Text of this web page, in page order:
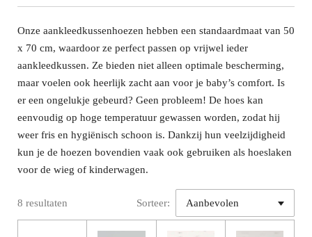
Onze aankleedkussenhoezen hebben een standaardmaat van 50
x 70 cm, waardoor ze perfect passen op vrijwel ieder
aankleedkussen. Ze bieden niet alleen optimale bescherming,
maar voelen ook heerlijk zacht aan voor je baby’s comfort. Is
er een ongelukje gebeurd? Geen probleem! De hoes kan
eenvoudig op hoge temperatuur gewassen worden, zodat hij
weer fris en hygiënisch schoon is. Dankzij hun veelzijdigheid
kun je de hoezen bovendien vaak ook gebruiken als hoeslaken
voor de wieg of kinderwagen.
8 resultaten Sorteer: